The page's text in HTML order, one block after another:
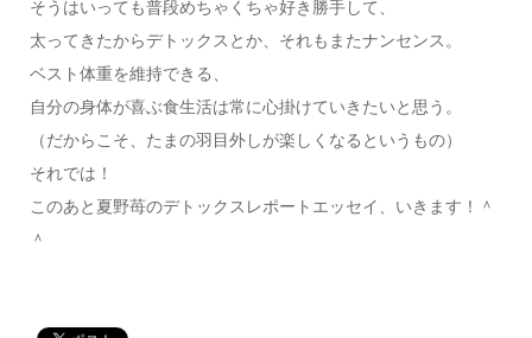
そうはいっても普段めちゃくちゃ好き勝手して、
太ってきたからデトックスとか、それもまたナンセンス。
ベスト体重を維持できる、
自分の身体が喜ぶ食生活は常に心掛けていきたいと思う。
（だからこそ、たまの羽目外しが楽しくなるというもの）
それでは！
このあと夏野苺のデトックスレポートエッセイ、いきます！＾
＾